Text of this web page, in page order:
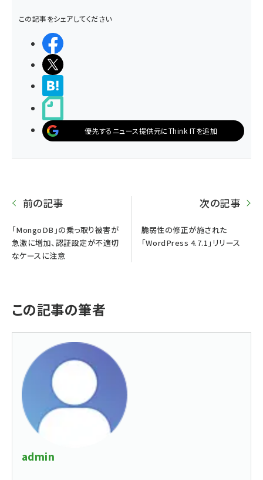
この記事をシェアしてください
優先するニュース提供元にThink ITを追加
前の記事
「MongoDB」の乗っ取り被害が
急激に増加、認証設定が不適切
なケースに注意
次の記事
脆弱性の修正が施された
「WordPress 4.7.1」リリース
この記事の筆者
admin